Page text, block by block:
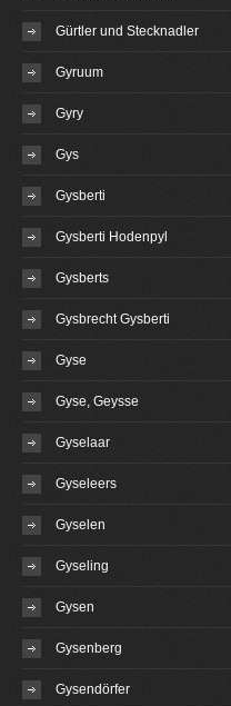
Gürtler und Stecknadler
Gyruum
Gyry
Gys
Gysberti
Gysberti Hodenpyl
Gysberts
Gysbrecht Gysberti
Gyse
Gyse, Geysse
Gyselaar
Gyseleers
Gyselen
Gyseling
Gysen
Gysenberg
Gysendörfer